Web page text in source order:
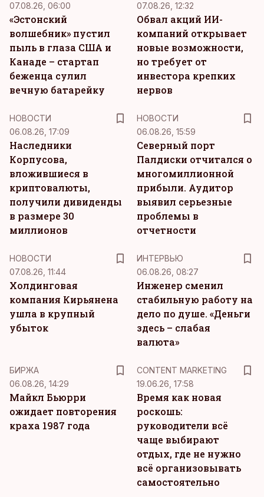
07.08.26, 06:00
«Эстонский
волшебник» пустил
пыль в глаза США и
Канаде – стартап
беженца сулил
вечную батарейку
07.08.26, 12:32
Обвал акций ИИ-
компаний открывает
новые возможности,
но требует от
инвестора крепких
нервов
НОВОСТИ
06.08.26, 17:09
Наследники
Корпусова,
вложившиеся в
криптовалюты,
получили дивиденды
в размере 30
миллионов
НОВОСТИ
06.08.26, 15:59
Северный порт
Палдиски отчитался о
многомиллионной
прибыли. Аудитор
выявил серьезные
проблемы в
отчетности
НОВОСТИ
07.08.26, 11:44
Холдинговая
компания Кирьянена
ушла в крупный
убыток
ИНТЕРВЬЮ
06.08.26, 08:27
Инженер сменил
стабильную работу на
дело по душе. «Деньги
здесь – слабая
валюта»
БИРЖА
06.08.26, 14:29
Майкл Бьюрри
ожидает повторения
краха 1987 года
CONTENT MARKETING
19.06.26, 17:58
Время как новая
роскошь:
руководители всё
чаще выбирают
отдых, где не нужно
всё организовывать
самостоятельно